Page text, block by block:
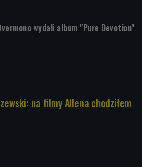
wydali album "Pure Devotion"
na filmy Allena chodziłem